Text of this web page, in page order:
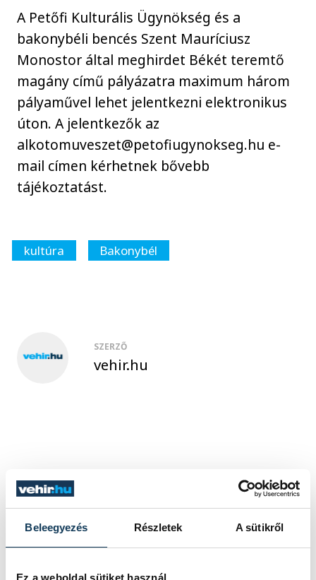
Beleegyezés Részletek A sütikről
A Petőfi Kulturális Ügynökség és a
bakonybéli bencés Szent Mauríciusz
Monostor által meghirdet Békét teremtő
magány című pályázatra maximum három
pályaművel lehet jelentkezni elektronikus
úton. A jelentkezők az
alkotomuveszet@petofiugynokseg.hu e-
mail címen kérhetnek bővebb
tájékoztatást.
kultúra Bakonybél
SZERZŐ
vehir.hu